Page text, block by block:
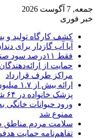
جمعه, 7 آگوست 2026
خبر فوری
کشف کارگاه تولید و
آیا آب گازدار برای
فقط ۱۱‌درصد سود صنعت دارو تبدیل به نقدینگی شده است
حمایت از
مراکز طرف قرارداد
ارائه
پزشک خانواده در ۶۴ شهرستان
ورود حیوانات خانگی
ممنوع شد
سلامت مردم
تفاهم‌نامه حمایت